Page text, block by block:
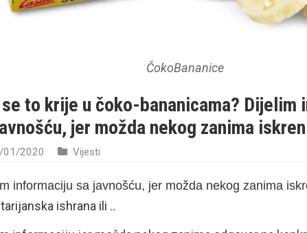
ČokoBananice
to krije u čoko-bananicama? Dijelim
jer možda nekog zanima
01/2020 Vijesti
informaciju sa javnošću, jer možda nekog zanima
ishrana ili ..